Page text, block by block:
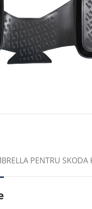
PENTRU